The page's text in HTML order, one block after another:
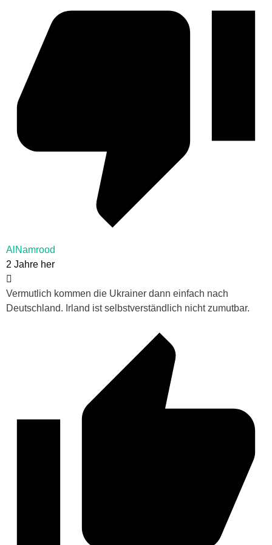
AlNamrood
2 Jahre her
Vermutlich kommen die Ukrainer dann einfach nach
Deutschland. Irland ist selbstverständlich nicht zumutbar.